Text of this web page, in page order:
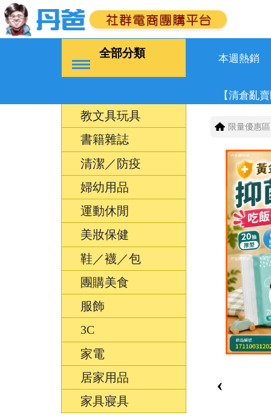
全部分類 本週熱銷
【清倉亂賣
教文具玩具
書籍雜誌
清潔／防疫
婦幼用品
運動休閒
美妝保健
鞋／襪／包
團購美食
服飾
3C
家電
居家用品
家具寢具
限量優惠區
‹